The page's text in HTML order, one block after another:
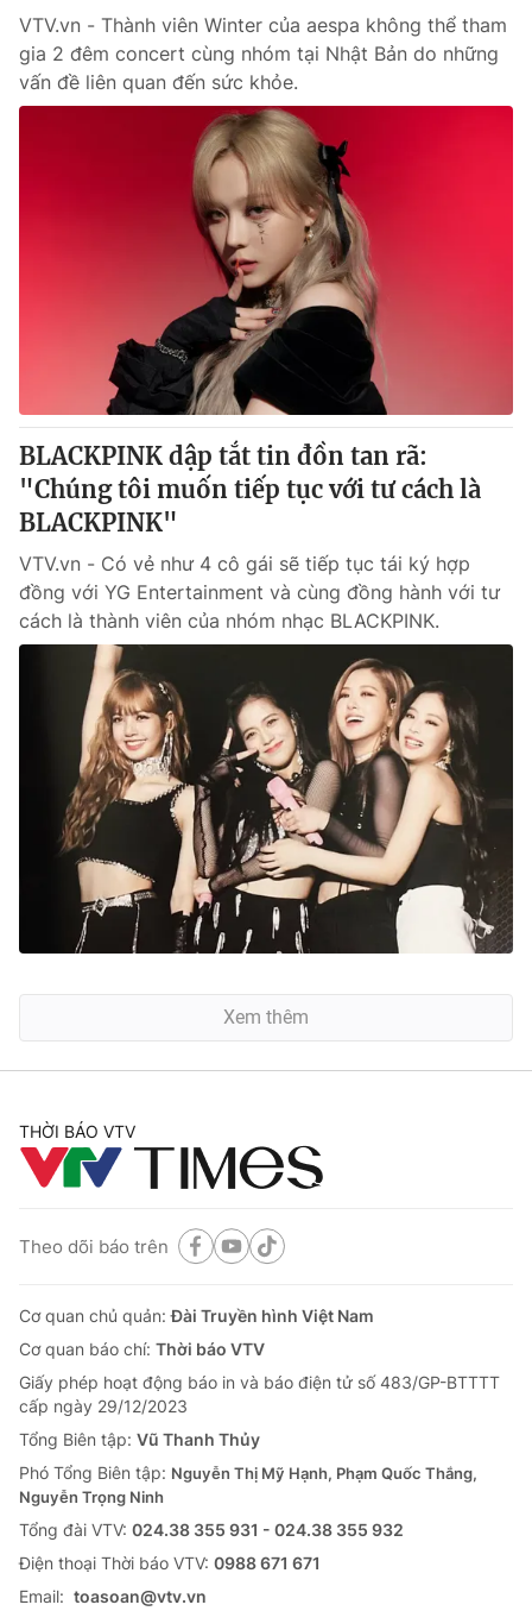
VTV.vn - Thành viên Winter của aespa không thể tham
gia 2 đêm concert cùng nhóm tại Nhật Bản do những
vấn đề liên quan đến sức khỏe.
BLACKPINK dập tắt tin đồn tan rã:
"Chúng tôi muốn tiếp tục với tư cách là
BLACKPINK"
VTV.vn - Có vẻ như 4 cô gái sẽ tiếp tục tái ký hợp
đồng với YG Entertainment và cùng đồng hành với tư
cách là thành viên của nhóm nhạc BLACKPINK.
Xem thêm
THỜI BÁO VTV
Theo dõi báo trên
Cơ quan chủ quản:Đài Truyền hình Việt Nam
Cơ quan báo chí: Thời báo VTV
Giấy phép hoạt động báo in và báo điện tử số 483/GP-BTTTT
cấp ngày 29/12/2023
Tổng Biên tập: Vũ Thanh Thủy
Phó Tổng Biên tập: Nguyễn Thị Mỹ Hạnh, Phạm Quốc Thắng,
Nguyễn Trọng Ninh
Tổng đài VTV: 024.38 355 931 - 024.38 355 932
Ðiện thoại Thời báo VTV: 0988 671 671
Email: toasoan@vtv.vn